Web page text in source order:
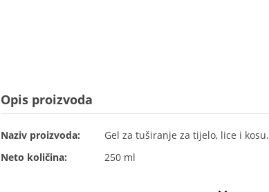
Opis proizvoda
Naziv proizvoda:
Gel za tuširanje za tijelo, lice i kosu.
Neto količina:
250 ml